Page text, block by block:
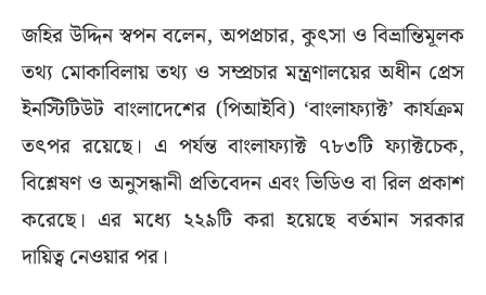
জহির উদ্দিন স্বপন বলেন, অপপ্রচার, কুৎসা ও বিভ্রান্তিমূলক
তথ্য মোকাবিলায় তথ্য ও সম্প্রচার মন্ত্রণালয়ের অধীন প্রেস
ইনস্টিটিউট বাংলাদেশের (পিআইবি) ‘বাংলাফ্যাক্ট’ কার্যক্রম
তৎপর রয়েছে। এ পর্যন্ত বাংলাফ্যাক্ট ৭৮৩টি ফ্যাক্টচেক,
বিশ্লেষণ ও অনুসন্ধানী প্রতিবেদন এবং ভিডিও বা রিল প্রকাশ
করেছে। এর মধ্যে ২২৯টি করা হয়েছে বর্তমান সরকার
দায়িত্ব নেওয়ার পর।